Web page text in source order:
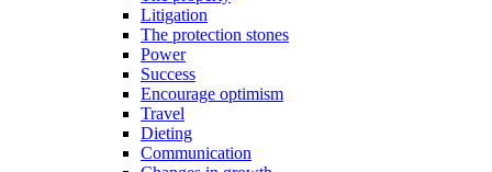
Litigation
The protection stones
Power
Success
Encourage optimism
Travel
Dieting
Communication